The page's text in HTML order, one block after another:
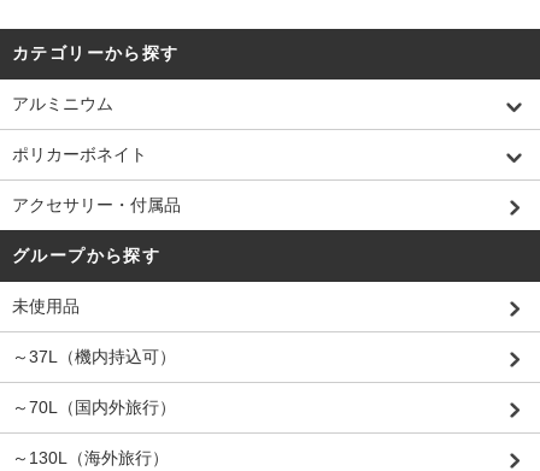
カテゴリーから探す
アルミニウム
ポリカーボネイト
アクセサリー・付属品
グループから探す
未使用品
～37L（機内持込可）
～70L（国内外旅行）
～130L（海外旅行）